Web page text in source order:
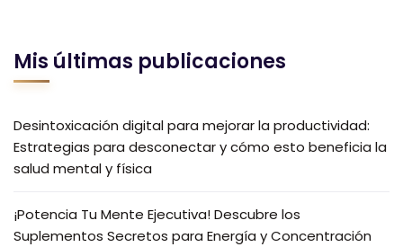
Mis últimas publicaciones
Desintoxicación digital para mejorar la productividad:
Estrategias para desconectar y cómo esto beneficia la
salud mental y física
¡Potencia Tu Mente Ejecutiva! Descubre los
Suplementos Secretos para Energía y Concentración